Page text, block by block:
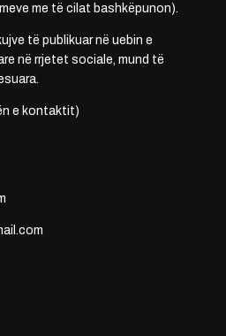
me të cilat bashkëpunon).
të publikuar në uebin e
në rrjetet sociale, mund të
e kontaktit)